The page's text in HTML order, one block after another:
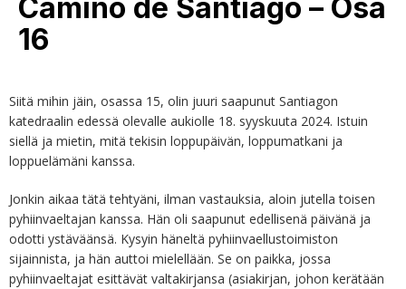
Camino de Santiago – Osa
16
Siitä mihin jäin, osassa 15, olin juuri saapunut Santiagon
katedraalin edessä olevalle aukiolle 18. syyskuuta 2024. Istuin
siellä ja mietin, mitä tekisin loppupäivän, loppumatkani ja
loppuelämäni kanssa.
Jonkin aikaa tätä tehtyäni, ilman vastauksia, aloin jutella toisen
pyhiinvaeltajan kanssa. Hän oli saapunut edellisenä päivänä ja
odotti ystäväänsä. Kysyin häneltä pyhiinvaellustoimiston
sijainnista, ja hän auttoi mielellään. Se on paikka, jossa
pyhiinvaeltajat esittävät valtakirjansa (asiakirjan, johon kerätään